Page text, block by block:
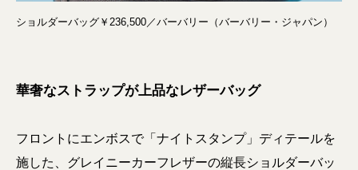
ショルダーバッグ￥236,500／バーバリー（バーバリー・ジャパン）
華奢なストラップが上品なレザーバッグ
フロントにエンボスで「ナイトスタンプ」ディテールを
施した、グレイニーカーフレザーの縦長ショルダーバッ